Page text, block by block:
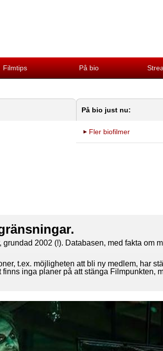
Filmtips På bio
På bio just nu:
Fler biofilmer
2002 (!). Databasen, med fakta om
t.ex. möjligheten att bli ny medlem, har
inga planer på att stänga Filmpunkten,